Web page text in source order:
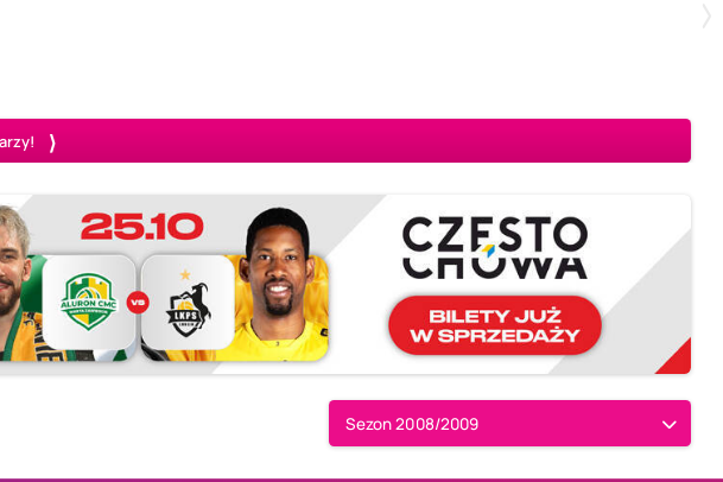
Sezon 2008/2009